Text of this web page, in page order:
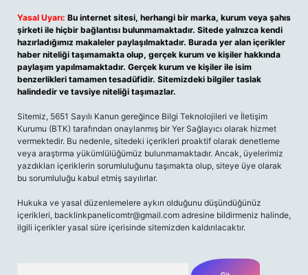
Yasal Uyarı: Bu internet sitesi, herhangi bir marka, kurum veya şahıs
şirketi ile hiçbir bağlantısı bulunmamaktadır. Sitede yalnızca kendi
hazırladığımız makaleler paylaşılmaktadır. Burada yer alan içerikler
haber niteliği taşımamakta olup, gerçek kurum ve kişiler hakkında
paylaşım yapılmamaktadır. Gerçek kurum ve kişiler ile isim
benzerlikleri tamamen tesadüfidir. Sitemizdeki bilgiler taslak
halindedir ve tavsiye niteliği taşımazlar.
Sitemiz, 5651 Sayılı Kanun gereğince Bilgi Teknolojileri ve İletişim
Kurumu (BTK) tarafından onaylanmış bir Yer Sağlayıcı olarak hizmet
vermektedir. Bu nedenle, sitedeki içerikleri proaktif olarak denetleme
veya araştırma yükümlülüğümüz bulunmamaktadır. Ancak, üyelerimiz
yazdıkları içeriklerin sorumluluğunu taşımakta olup, siteye üye olarak
bu sorumluluğu kabul etmiş sayılırlar.
Hukuka ve yasal düzenlemelere aykırı olduğunu düşündüğünüz
içerikleri, backlinkpanelicomtr@gmail.com adresine bildirmeniz halinde,
ilgili içerikler yasal süre içerisinde sitemizden kaldırılacaktır.